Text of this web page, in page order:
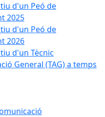
d'un Peó de
2025
d'un Peó de
2026
d'un Tècnic
General (TAG) a temps